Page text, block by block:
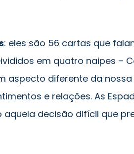
: eles são 56 cartas que
em quatro naipes –
aspecto diferente da nossa
e relações. As
decisão difícil que